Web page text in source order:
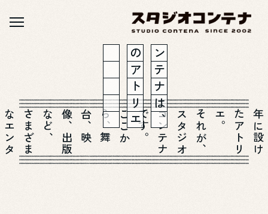
オ
コ
ン
テ
ナ
は
、
太
郎
の
ア
ト
リ
エ
。
そ
れ
が
、
ス
タ
ジ
オ
コ
ン
テ
ナ
で
す
。
こ
こ
か
ら
、
舞
台
、
映
像
、
出
版
な
ど
、
さ
ま
ざ
ま
な
エ
ン
タ
ー
テ
イ
ン
メ
ン
ト
作
品